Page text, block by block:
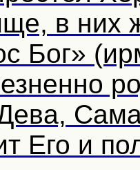
в них
Бог»
Его и